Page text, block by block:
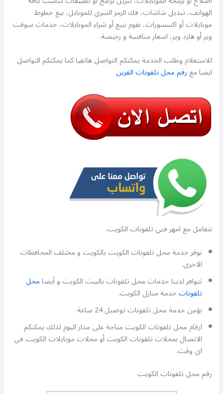
الهواتف، تبديل شاشات، فك الرمز السري للموبايل، بيع خطوط
موبايلات أو اكسسورات، نقوم ببيع أو شراء الموبايلات، خدمات سوفت
وير أو هارد وير، اسعار منافسة و رخيصة.
للاستعلام وطلب الخدمة يمكنكم التواصل هاتفيا كما يمكنكم التواصل
ايضا معرقم محل تلفونات القرين
نتعامل مع امهر فني تلفونات الكويت.
نوفر خدمة محل تلفونات الكويت بالكويت و مختلف المحافظات
الاخرى.
تتوافر لدينا خدمات محل تلفونات بالبيت الكويت و أيضامحل
تلفوناتخدمة منازل الكويت.
نؤمن خدمة محل تلفونات توصيل 24 ساعة.
ارقام محل تلفونات الكويت متاحة على مدار اليوم لذلك يمكنكم
الاتصال بمحلات تلفونات الكويت أو محلات موبايلات الكويت في
اي وقت.
رقم محل تلفونات الكويت